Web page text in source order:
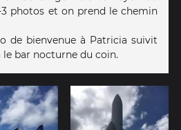
3 photos et on prend le chemin
de bienvenue à Patricia suivit
bar nocturne du coin.